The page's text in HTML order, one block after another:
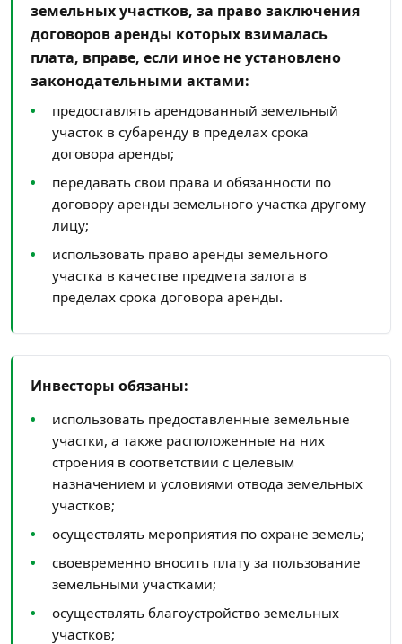
земельных участков, за право заключения
договоров аренды которых взималась
плата, вправе, если иное не установлено
законодательными актами:
предоставлять арендованный земельный
участок в субаренду в пределах срока
договора аренды;
передавать свои права и обязанности по
договору аренды земельного участка другому
лицу;
использовать право аренды земельного
участка в качестве предмета залога в
пределах срока договора аренды.
Инвесторы обязаны:
использовать предоставленные земельные
участки, а также расположенные на них
строения в соответствии с целевым
назначением и условиями отвода земельных
участков;
осуществлять мероприятия по охране земель;
своевременно вносить плату за пользование
земельными участками;
осуществлять благоустройство земельных
участков;